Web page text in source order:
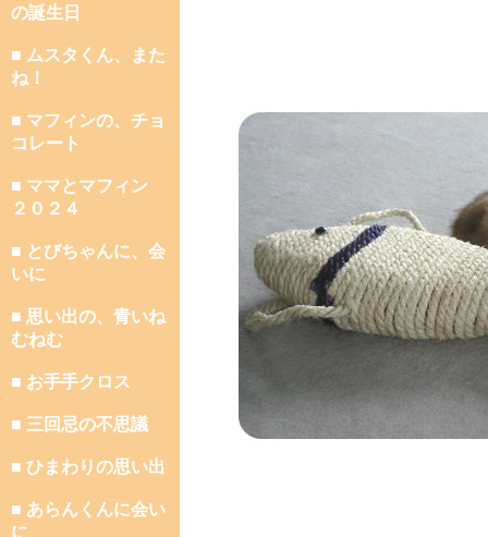
の誕生日
■ ムスタくん、また
ね！
■ マフィンの、チョ
コレート
■ ママとマフィン
２０２４
■ とびちゃんに、会
いに
■ 思い出の、青いね
むねむ
■ お手手クロス
■ 三回忌の不思議
■ ひまわりの思い出
■ あらんくんに会い
に